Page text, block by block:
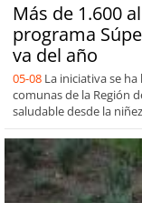
Más de 1.600
programa
va del año
05-08 La iniciativa se
comunas de la Región
saludable desde la